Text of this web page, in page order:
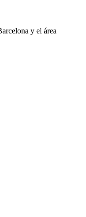
y el área